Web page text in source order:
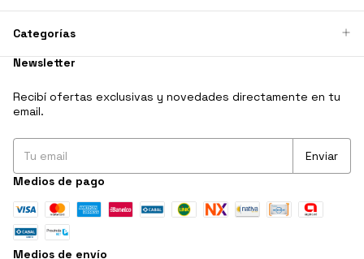
Categorías
Newsletter
Recibí ofertas exclusivas y novedades directamente en tu
email.
Medios de pago
Medios de envío